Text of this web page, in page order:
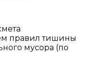
правил тишины
мусора (по